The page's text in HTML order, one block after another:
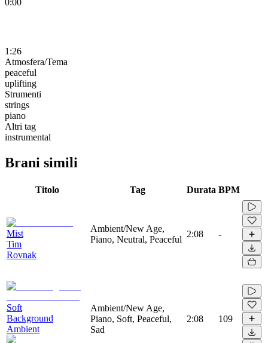
1:26
Atmosfera/Tema
peaceful
uplifting
Strumenti
strings
piano
Altri tag
instrumental
Brani simili
Titolo Tag Durata BPM
Mist
Tim
Rovnak
Ambient/New Age,
Piano, Neutral, Peaceful
2:08 -
Soft
Background
Ambient
Ambient/New Age,
Piano, Soft, Peaceful,
Sad
2:08 109